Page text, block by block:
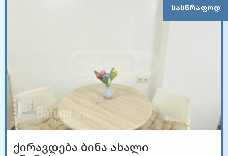
ᲡᲐᲡᲬᲠᲐᲤᲝᲓ
ქირავდება ბინა ახალი